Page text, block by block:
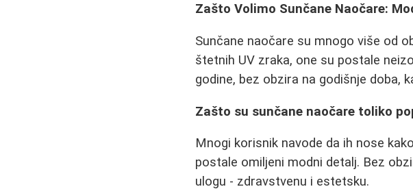
Zašto Volimo Sunčane Naočare:
Sunčane naočare su mnogo više od
štetnih UV zraka, one su postale
godine, bez obzira na godišnje doba,
Zašto su sunčane naočare toliko
Mnogi korisnik navode da ih nose
postale omiljeni modni detalj. Bez
ulogu - zdravstvenu i estetsku.